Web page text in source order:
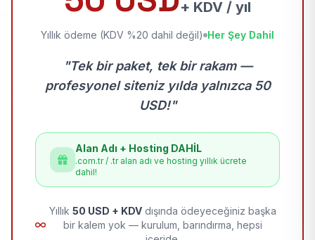
+ KDV / yıl
Yıllık ödeme (KDV %20 dahil değil) Her Şey Dahil
"Tek bir paket, tek bir rakam —
profesyonel siteniz yılda yalnızca 50
USD!"
Alan Adı + Hosting DAHİL
.com.tr / .tr alan adı ve hosting yıllık ücrete
dahil!
Yıllık 50 USD + KDV dışında ödeyeceğiniz başka
bir kalem yok — kurulum, barındırma, hepsi